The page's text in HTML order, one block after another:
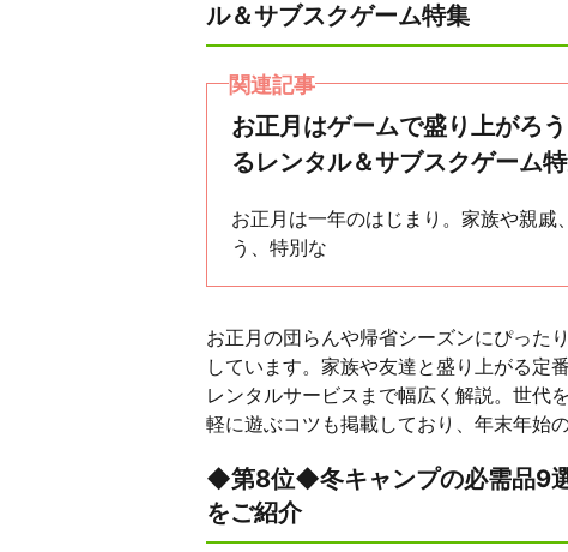
ル＆サブスクゲーム特集
関連記事
お正月はゲームで盛り上がろ
るレンタル＆サブスクゲーム
お正月は一年のはじまり。家族や親戚
う、特別な
お正月の団らんや帰省シーズンにぴった
しています。家族や友達と盛り上がる定
レンタルサービスまで幅広く解説。世代
軽に遊ぶコツも掲載しており、年末年始
◆第8位◆冬キャンプの必需品9
をご紹介